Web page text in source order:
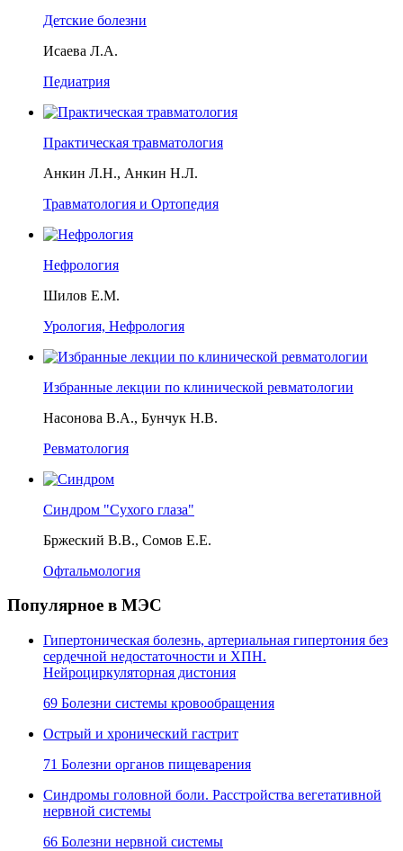
Детские болезни
Исаева Л.А.
Педиатрия
Практическая травматология
Анкин Л.Н., Анкин Н.Л.
Травматология и Ортопедия
Нефрология
Шилов Е.М.
Урология, Нефрология
Избранные лекции по клинической ревматологии
Насонова В.А., Бунчук Н.В.
Ревматология
Синдром "Сухого глаза"
Бржеский В.В., Сомов Е.Е.
Офтальмология
Популярное в МЭС
Гипертоническая болезнь, артериальная гипертония без
сердечной недостаточности и ХПН.
Нейроциркуляторная дистония
69 Болезни системы кровообращения
Острый и хронический гастрит
71 Болезни органов пищеварения
Синдромы головной боли. Расстройства вегетативной
нервной системы
66 Болезни нервной системы